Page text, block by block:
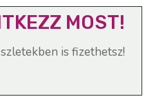
MOST!
is fizethetsz!